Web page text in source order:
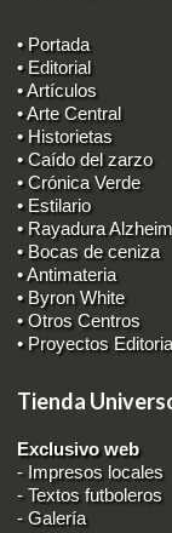
• Portada
• Editorial
• Artículos
• Arte Central
• Historietas
• Caído del zarzo
• Crónica Verde
• Estilario
• Rayadura
• Bocas de ceniza
• Antimateria
• Byron White
• Otros Centros
• Proyectos
Tienda
Exclusivo web
- Impresos locales
-Textos futboleros
-Galería